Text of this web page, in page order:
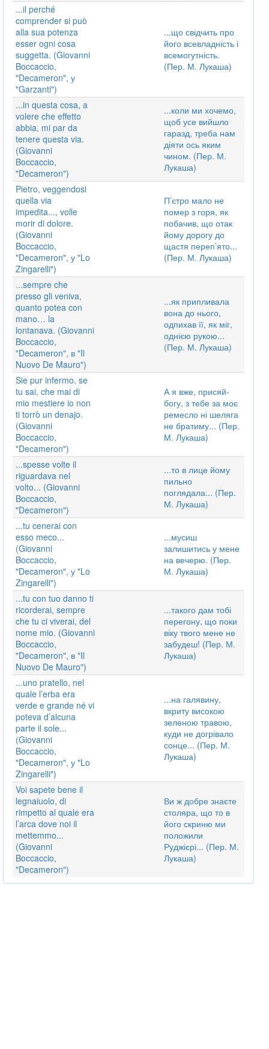
...il perché
comprender si può
alla sua potenza
esser ogni cosa
suggetta. (Giovanni
Boccaccio,
"Decameron", у
"Garzanti")
...що свідчить про
його всевладність і
всемогутність.
(Пер. М. Лукаша)
...in questa cosa, a
volere che effetto
abbia, mi par da
tenere questa via.
(Giovanni
Boccaccio,
"Decameron")
...коли ми хочемо,
щоб усе вийшло
гаразд, треба нам
діяти ось яким
чином. (Пер. М.
Лукаша)
Pietro, veggendosi
quella via
impedita..., volle
morir di dolore.
(Giovanni
Boccaccio,
"Decameron", у "Lo
Zingarelli")
П’єтро мало не
помер з горя, як
побачив, що отак
йому дорогу до
щастя переп’ято...
(Пер. М. Лукаша)
...sempre che
presso gli veniva,
quanto potea con
mano… la
lontanava. (Giovanni
Boccaccio,
"Decameron", в "Il
Nuovo De Mauro")
...як припливала
вона до нього,
одпихав її, як міг,
однією рукою...
(Пер. М. Лукаша)
Sie pur infermo, se
tu sai, che mai di
mio mestiere io non
ti torrò un denajo.
(Giovanni
Boccaccio,
"Decameron")
А я вже, присяй-
богу, з тебе за моє
ремесло ні шеляга
не братиму... (Пер.
М. Лукаша)
...spesse volte il
riguardava nel
volto... (Giovanni
Boccaccio,
"Decameron")
...то в лице йому
пильно
поглядала... (Пер.
М. Лукаша)
...tu cenerai con
esso meco...
(Giovanni
Boccaccio,
"Decameron", у "Lo
Zingarelli")
...мусиш
залишитись у мене
на вечерю. (Пер.
М. Лукаша)
...tu con tuo danno ti
ricorderai, sempre
che tu ci viverai, del
nome mio. (Giovanni
Boccaccio,
"Decameron", в "Il
Nuovo De Mauro")
...такого дам тобі
перегону, що поки
віку твого мене не
забудеш! (Пер. М.
Лукаша)
...uno pratello, nel
quale l’erba era
verde e grande né vi
poteva d’alcuna
parte il sole...
(Giovanni
Boccaccio,
"Decameron", у "Lo
Zingarelli")
...на галявину,
вкриту високою
зеленою травою,
куди не догрівало
сонце... (Пер. М.
Лукаша)
Voi sapete bene il
legnaiuolo, di
rimpetto al quale era
l’arca dove noi il
mettemmo...
(Giovanni
Boccaccio,
"Decameron")
Ви ж добре знаєте
столяра, що то в
його скриню ми
положили
Руджієрі... (Пер. М.
Лукаша)